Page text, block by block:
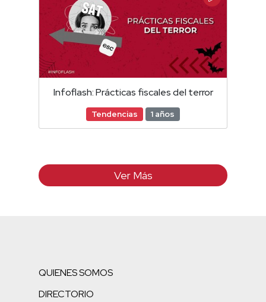
Infoflash: Prácticas fiscales del terror
Tendencias 1 años
Ver Más
QUIENES SOMOS
DIRECTORIO